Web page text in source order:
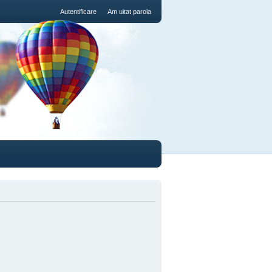
Autentificare Am uitat parola